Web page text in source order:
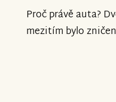
Proč právě auta?
mezitím bylo